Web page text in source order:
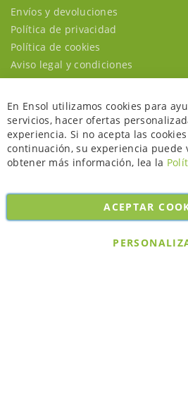
Envíos y devoluciones
Política de privacidad
Política de cookies
Aviso legal y condiciones
Copyright © 2026. All rights reserved.
En Ensol utilizamos cookies para
servicios, hacer ofertas
experiencia. Si no acepta las
continuación, su experiencia puede
obtener más información, lea la
ACEPTAR